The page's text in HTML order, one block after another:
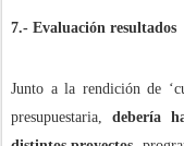
7.- Evaluación resultados
Junto a la rendición de
presupuestaria, debería